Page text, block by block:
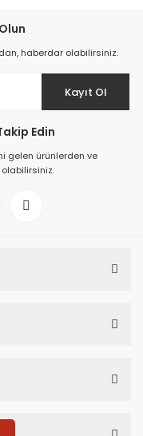
haberdar olabilirsiniz.
Kayıt Ol
Edin
gelen ürünlerden ve